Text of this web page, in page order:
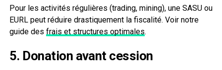
Pour les activités régulières (trading, mining), une SASU ou
EURL peut réduire drastiquement la fiscalité. Voir notre
guide des frais et structures optimales.
5. Donation avant cession